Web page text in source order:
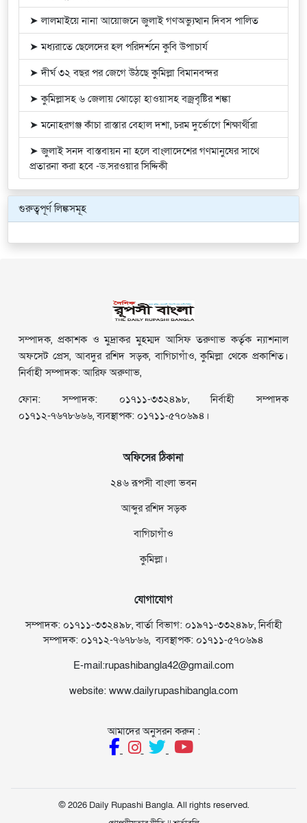
➤ লালমাইয়ে নানা আয়োজনে জুলাই গণঅভ্যুত্থান দিবস পালিত
➤ মধ্যরাতে ছেলেদের হল পরিদর্শনে কুবি উপাচার্য
➤ দীর্ঘ ৩২ বছর পর জেগে উঠছে কুমিল্লা বিমানবন্দর
➤ কুমিল্লাসহ ৬ জেলায় ঝোড়ো হাওয়াসহ বজ্রবৃষ্টির শঙ্কা
➤ মনোহরগঞ্জ কাঁচা রাস্তার বেহাল দশা, চরম দুর্ভোগে শিক্ষার্থীরা
➤ জুলাই সনদ বাস্তবায়ন না হলে বাংলাদেশের গণমানুষের সাথে
প্রতারনা করা হবে -ড.সরওয়ার সিদ্দিকী
গুরুত্বপূর্ণ লিঙ্কসমূহ
সম্পাদক, প্রকাশক ও মুদ্রাকর মুহম্মদ আসিফ তরুণাভ কর্তৃক ন্যাশনাল
অফসেট প্রেস, আবদুর রশিদ সড়ক, বাগিচাগাঁও, কুমিল্লা থেকে প্রকাশিত।
নির্বাহী সম্পাদক: আরিফ অরুণাভ,
ফোন: সম্পাদক: ০১৭১১-৩৩২৪৯৮, নির্বাহী সম্পাদক
০১৭১২-৭৬৭৮৬৬৬, ব্যবস্থাপক: ০১৭১১-৫৭০৬৯৪।
অফিসের ঠিকানা
২৪৬ রূপসী বাংলা ভবন
আব্দুর রশিদ সড়ক
বাগিচাগাঁও
কুমিল্লা।
যোগাযোগ
সম্পাদক: ০১৭১১-৩৩২৪৯৮, বার্তা বিভাগ: ০১৯৭১-৩৩২৪৯৮, নির্বাহী
সম্পাদক: ০১৭১২-৭৬৭৮৬৬, ব্যবস্থাপক: ০১৭১১-৫৭০৬৯৪
E-mail:rupashibangla42@gmail.com
website: www.dailyrupashibangla.com
আমাদের অনুসরন করুন :
© 2026 Daily Rupashi Bangla. All rights reserved.